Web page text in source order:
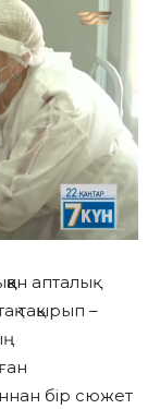
апталық
тақырып –
бір сюжет